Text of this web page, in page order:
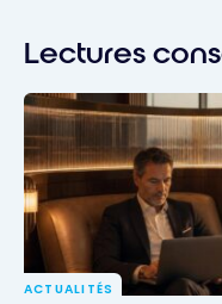
Lectures
ACTUALITÉS